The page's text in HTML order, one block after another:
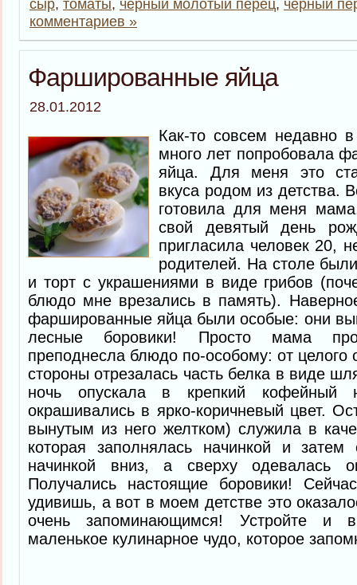
сыр, томаты, черный молотый перец, чёрный
комментариев »
Фаршированные яйца
28.01.2012
Как-то совсем недавно
много лет попробовала
яйца. Для меня это
вкуса родом из детства.
готовила для меня
свой девятый день
пригласила человек 20,
родителей. На столе
и торт с украшениями в виде грибов
блюдо мне врезались в память).
фаршированные яйца были особые: они
лесные боровики! Просто мама
преподнесла блюдо по-особому: от целого
стороны отрезалась часть белка в виде
ночь опускала в крепкий кофейный
окрашивались в ярко-коричневый цвет.
вынутым из него желтком) служила в
которая заполнялась начинкой и затем
начинкой вниз, а сверху одевалась
Получались настоящие боровики!
удивишь, а вот в моем детстве это
очень запоминающимся! Устройте и
маленькое кулинарное чудо, которое